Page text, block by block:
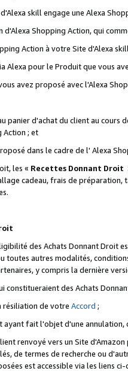
skill engage une Alexa
Shopping Action, qui
Action à votre Site d'Alexa
Alexa pour le Produit que vous
avez proposé avec l'Alexa
panier d'achat du client au cours
Action ; et
dans le cadre de l' Alexa
les « Recettes Donnant Droit
cadeau, frais de préparation,
des Achats Donnant Droit
toutes autres modalités,
y compris la dernière
constitueraient des Achats
résiliation de votre Accord ;
ayant fait l'objet d'une annulation,
renvoyé vers un Site
de termes de recherche ou
est accessible via les liens